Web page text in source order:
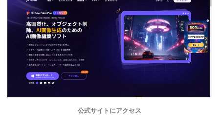
公式サイトにアクセス